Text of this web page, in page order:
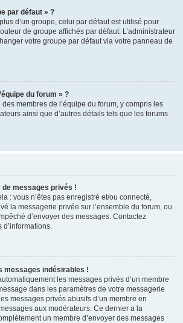
par défaut » ?
d’un groupe, celui par défaut est utilisé pour
de groupe affichés par défaut. L’administrateur
votre groupe par défaut via votre panneau de
du forum » ?
membres de l’équipe du forum, y compris les
ainsi que d’autres détails tels que les forums
messages privés !
: vous n’êtes pas enregistré et/ou connecté,
la messagerie privée sur l’ensemble du forum, ou
d’envoyer des messages. Contactez
d’informations.
messages indésirables !
les messages privés d’un membre
dans les paramètres de votre messagerie
messages privés abusifs d’un membre en
aux modérateurs. Ce dernier a la
un membre d’envoyer des messages